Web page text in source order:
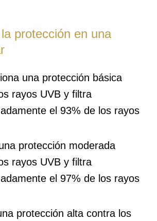
protección en una
una protección básica
rayos UVB y filtra
el 93% de los rayos
protección moderada
rayos UVB y filtra
el 97% de los rayos
protección alta contra los